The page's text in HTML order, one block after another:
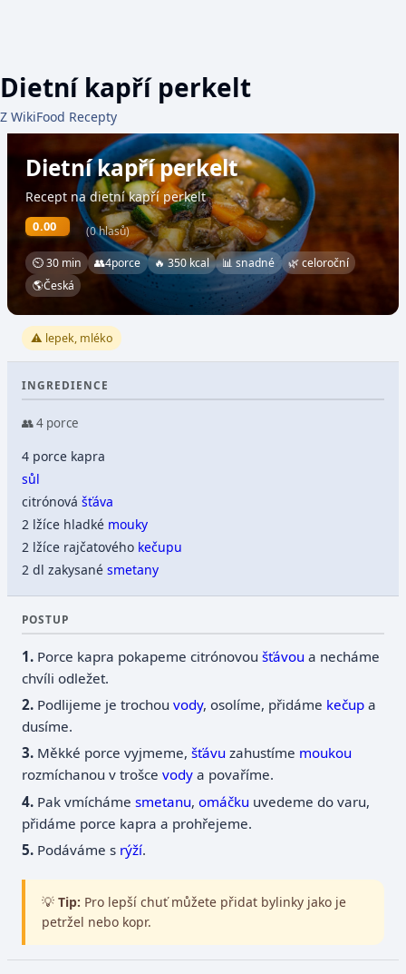
Dietní kapří perkelt
Z WikiFood Recepty
Dietní kapří perkelt
Recept na dietní kapří perkelt
0.00 (0 hlasů)
⏲ 30 min 👥4porce 🔥 350 kcal 📊 snadné
🌿 celoroční
🌎Česká
⚠️ lepek, mléko
INGREDIENCE
👥 4 porce
4 porce kapra
sůl
citrónovášťáva
2 lžíce hladké mouky
2 lžíce rajčatového kečupu
2 dl zakysanésmetany
POSTUP
Porce kapra pokapeme citrónovoušťávou a necháme
chvíli odležet.
Podlijeme je trochouvody, osolíme, přidáme kečup a
dusíme.
Měkké porce vyjmeme,šťávu zahustíme moukou
rozmíchanou v trošcevody a povaříme.
Pak vmíchámesmetanu,omáčku uvedeme do varu,
přidáme porce kapra a prohřejeme.
Podáváme s rýží.
💡 Tip: Pro lepší chuť můžete přidat bylinky jako je
petržel nebo kopr.